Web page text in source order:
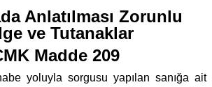
Anlatılması Zorunlu
ve Tutanaklar
Madde 209
yoluyla sorgusu yapılan sanığa ait